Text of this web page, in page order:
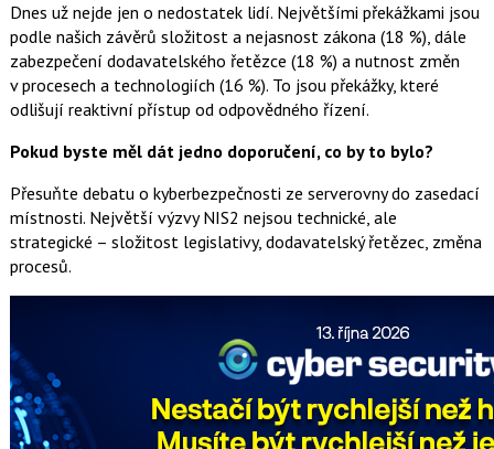
Dnes už nejde jen o nedostatek lidí. Největšími překážkami jsou
podle našich závěrů složitost a nejasnost zákona (18 %), dále
zabezpečení dodavatelského řetězce (18 %) a nutnost změn
v procesech a technologiích (16 %). To jsou překážky, které
odlišují reaktivní přístup od odpovědného řízení.
Pokud byste měl dát jedno doporučení, co by to bylo?
Přesuňte debatu o kyberbezpečnosti ze serverovny do zasedací
místnosti. Největší výzvy NIS2 nejsou technické, ale
strategické – složitost legislativy, dodavatelský řetězec, změna
procesů.